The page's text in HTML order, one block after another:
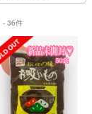
- 36件